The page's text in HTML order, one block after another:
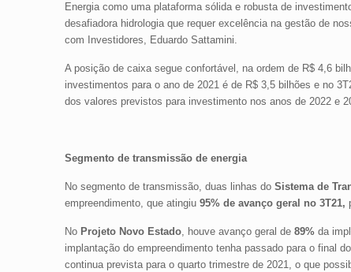
Energia como uma plataforma sólida e robusta de
desafiadora hidrologia que requer excelência na gestão de
com Investidores, Eduardo Sattamini.
A posição de caixa segue confortável, na ordem de R$ 4,6
investimentos para o ano de 2021 é de R$ 3,5 bilhões e no
dos valores previstos para investimento nos anos de 2022 e
Segmento de transmissão de energia
No segmento de transmissão, duas linhas do Sistema de
empreendimento, que atingiu 95% de avanço geral no 3T21,
No Projeto Novo Estado, houve avanço geral de 89%da
implantação do empreendimento tenha passado para o final
continua prevista para o quarto trimestre de 2021, o que